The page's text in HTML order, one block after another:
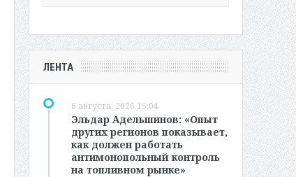
ЛЕНТА
6 августа, 2026 15:04
Эльдар Адельшинов: «Опыт
других регионов показывает,
как должен работать
антимонопольный контроль
на топливном рынке»